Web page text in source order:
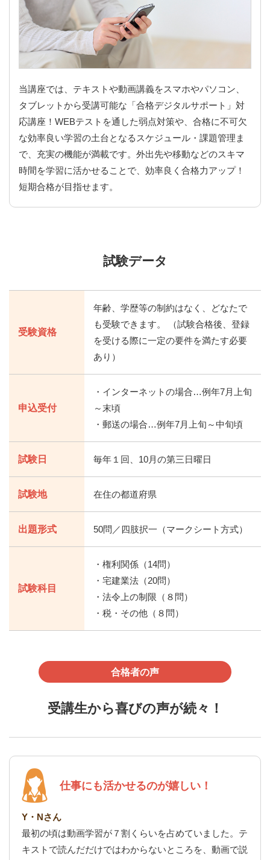
当講座では、テキストや動画講義をスマホやパソコン、
タブレットから受講可能な「合格デジタルサポート」対
応講座！WEBテストを通した弱点対策や、合格に不可欠
な効率良い学習の土台となるスケジュール・課題管理ま
で、充実の機能が満載です。外出先や移動などのスキマ
時間を学習に活かせることで、効率良く合格力アップ！
短期合格が目指せます。
試験データ
受験資格
年齢、学歴等の制約はなく、どなたで
も受験できます。 （試験合格後、登録
を受ける際に一定の要件を満たす必要
あり）
申込受付
・インターネットの場合…例年7月上旬
～末頃
・郵送の場合…例年7月上旬～中旬頃
試験日 毎年１回、10月の第三日曜日
試験地 在住の都道府県
出題形式 50問／四肢択一（マークシート方式）
試験科目
・権利関係（14問）
・宅建業法（20問）
・法令上の制限（８問）
・税・その他（８問）
合格者の声
受講生から喜びの声が続々！
仕事にも活かせるのが嬉しい！
Y・Nさん
最初の頃は動画学習が７割くらいを占めていました。テ
キストで読んだだけではわからないところを、動画で説